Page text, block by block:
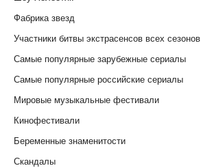
Фабрика звезд
Участники битвы экстрасенсов всех сезонов
Самые популярные зарубежные сериалы
Самые популярные российские сериалы
Мировые музыкальные фестивали
Кинофестивали
Беременные знаменитости
Скандалы